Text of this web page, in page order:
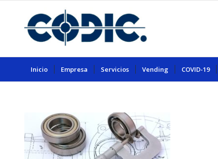
Inicio Empresa Servicios Vending COVID-19